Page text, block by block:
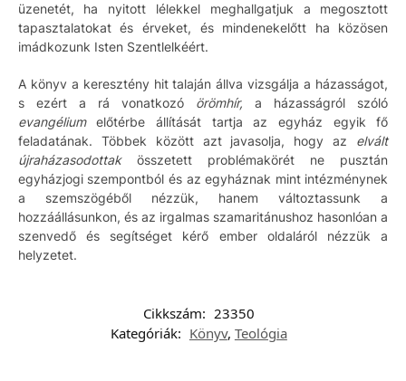
üzenetét, ha nyitott lélekkel meghallgatjuk a megosztott
tapasztalatokat és érveket, és mindenekelőtt ha közösen
imádkozunk Isten Szentlelkéért.
A könyv a keresztény hit talaján állva vizsgálja a házasságot,
s ezért a rá vonatkozó örömhír, a házasságról szóló
evangéliumelőtérbe állítását tartja az egyház egyik fő
feladatának. Többek között azt javasolja, hogy az elvált
újraházasodottakösszetett problémakörét ne pusztán
egyházjogi szempontból és az egyháznak mint intézménynek
a szemszögéből nézzük, hanem változtassunk a
hozzáállásunkon, és az irgalmas szamaritánushoz hasonlóan a
szenvedő és segítséget kérő ember oldaláról nézzük a
helyzetet.
Cikkszám: 23350
Kategóriák: Könyv, Teológia